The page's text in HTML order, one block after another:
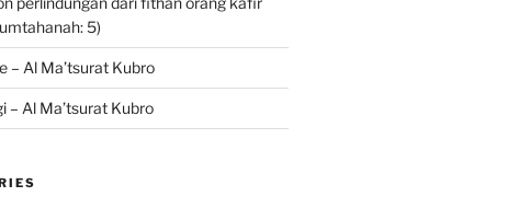
5)
– Al Ma’tsurat Kubro
– Al Ma’tsurat Kubro